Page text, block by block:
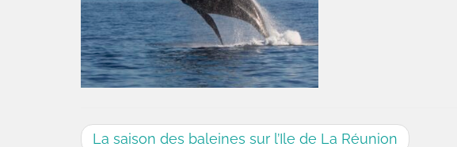
La saison des baleines sur l’Ile de La Réunion